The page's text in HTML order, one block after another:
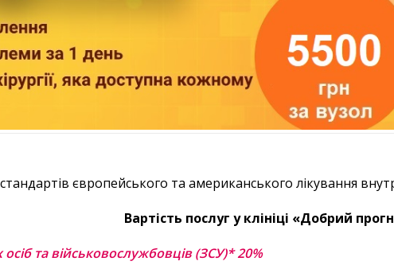
європейського та американського лікування
Вартість послуг у клініці «Добрий
та військовослужбовців (ЗСУ)* 20%